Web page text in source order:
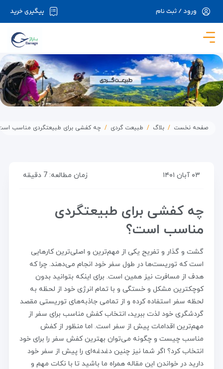
در حال حاضر ارتباط با سرور قطع می باشد لطفا
پیگیری خرید ورود / ثبت نام
صفحه نخست بلاگ طبیعت گردی چه کفشی برای طبیعتگردی مناسب
۰۳ آبان ۱۴۰۱ زمان مطالعه: 7 دقیقه
چه کفشی برای طبیعتگردی
مناسب است؟
گشت و گذار و تفریح یکی از مهم‌ترین و اصلی‌ترین کارهایی
است که توریست‌ها در طول سفر خود انجام می‌دهند. چرا که
هدف از مسافرت نیز همین است. برای اینکه بتوانید بدون
کوچکترین مشکل و خستگی و با تمام انرژی خود از لحظه به
لحظه سفر استفاده کرده و از تمامی جاذبه‌های توریستی مقصد
گردشگری خود لذت ببرید، انتخاب کفش مناسب برای سفر از
مهم‌ترین اقدامات پیش از سفر است. اما منظور از کفش
مناسب چیست و چگونه می‌توان بهترین کفش سفر را برای خود
انتخاب کرد؟ اگر شما نیز چنین دغدغه‌ای را پیش از سفر خود
دارید در خواندن این مقاله همراه ما باشید تا با نکات مهم و